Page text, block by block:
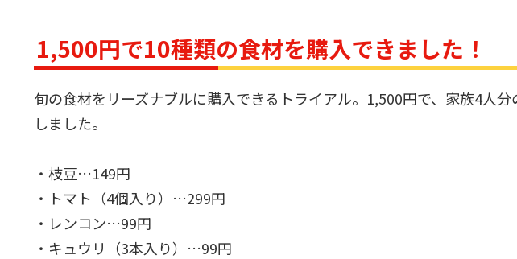
1,500円で10種類の食材を購入できました！
旬の食材をリーズナブルに購入できるトライアル。1,500円で、家族4人
しました。
・枝豆…149円
・トマト（4個入り）…299円
・レンコン…99円
・キュウリ（3本入り）…99円